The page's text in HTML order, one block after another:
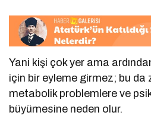
Yani kişi çok yer ama
için bir eyleme girmez; bu da
metabolik problemlere ve
büyümesine neden olur.